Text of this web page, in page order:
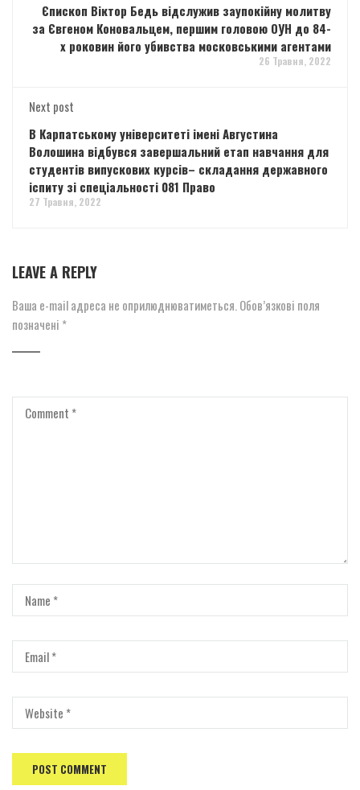
Єпископ Віктор Бедь відслужив заупокійну молитву
за Євгеном Коновальцем, першим головою ОУН до 84-
х роковин його убивства московськими агентами
26 Травня, 2022
Next post
В Карпатському університеті імені Августина
Волошина відбувся завершальний етап навчання для
студентів випускових курсів– складання державного
іспиту зі спеціальності 081 Право
27 Травня, 2022
LEAVE A REPLY
Ваша e-mail адреса не оприлюднюватиметься. Обов’язкові поля
позначені *